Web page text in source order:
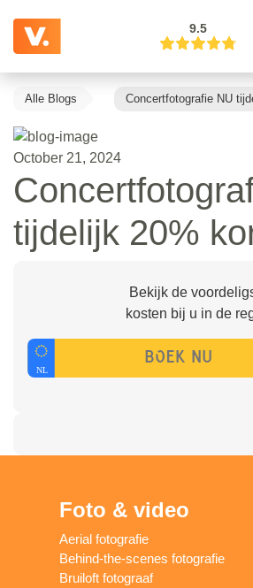
9.5
Alle Blogs Concertfotografie NU
October 21, 2024
tijdelijk 20%
Bekijk de
kosten bij u in de
Foto & video
Aerial fotografie
Behind-the-scenes fotografie
Bruiloft fotograaf